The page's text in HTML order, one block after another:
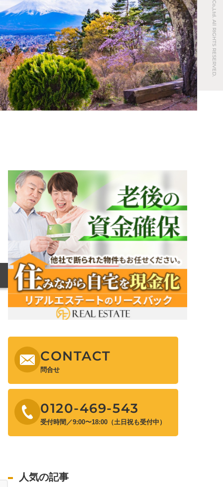
CONTACT
問合せ
0120-469-543
受付時間／9:00〜18:00（土日祝も受付中）
人気の記事